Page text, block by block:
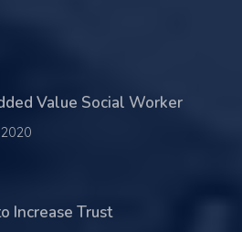
Value Social Worker
Increase Trust